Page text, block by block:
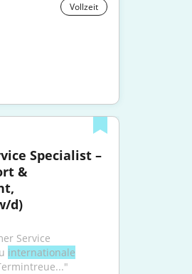
Vollzeit
Senior Customer Service Specialist –
&
d)
Service
internationale